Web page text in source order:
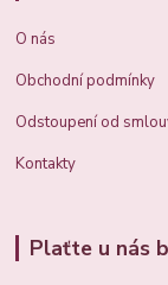
O nás
Obchodní podmínky
Odstoupení od
Kontakty
Plaťte u nás